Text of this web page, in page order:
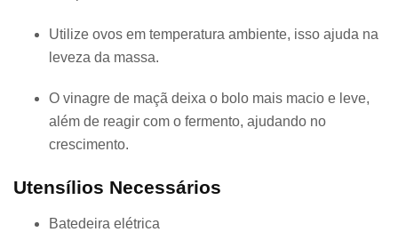
Utilize ovos em temperatura ambiente, isso ajuda na
leveza da massa.
O vinagre de maçã deixa o bolo mais macio e leve,
além de reagir com o fermento, ajudando no
crescimento.
Utensílios Necessários
Batedeira elétrica